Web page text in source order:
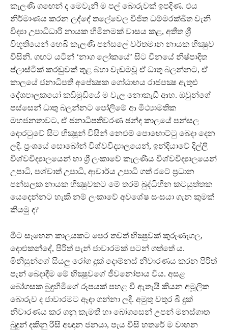
කැලණි ගඟෙන් ද මෙවැනි ම පල් බොරුවක් ඉපදිණ. එය
නිර්මාණය කරන ලද්දේ තලේවෙල විජිත ධම්මරක්ඛිත වැනි
විද්‍යා උපාධිධාරි නායක හිමිනමක් වාසය කළ, අතීත ශ්‍රී
විභූතියෙන් හෙබි කැලණි පන්සලේ වර්තමාන නායක භික්‍ෂුව
විසිනි. ගඟට යටින් ‘නාග ලෝකයේ’ සිට චීනයේ නිෂ්පාදිත
ප්ලාස්ටික් කරඬුවක් තුළ බහා වැඩමවූ ඒ ධාතු බලන්නට, ඒ
කාලයේ ජනාධිපති අපේක්‍ෂක ගෝඨාභය රාජපක්‍ෂ ඇතුළු
දේශපාලකයෝ කඩිමුඩියේ ම වැල නොකැඩී ආහ. ඔවුන්ගේ
පස්සෙන් ධාතු බලන්නට පෝලිමේ ආ මිථ්‍යාමතික
මහජනතාවට, ඒ ජනාධිපතිවරණ ඡන්ද කාලයේ පන්සල
දොරටුවේ සිට භික්‍ෂූන් විසින් නෙළුම් පොහොට්ටු බෙදා දෙන
ලදි. ප්‍රංශයේ සොබෝන් විශ්වවිද්‍යාලයෙන්, ඉන්දියාවේ දිල්ලි
විශ්වවිද්‍යාලයෙන් හා ශ්‍රී ලංකාවේ කැලණිය විශ්වවිද්‍යාලයෙන්
උපාධි, පශ්චාත් උපාධි, ආචාර්ය උපාධි ගත් රටේ ප්‍රධාන
පන්සලක නායක භික්‍ෂුවකට මේ තරම් බුද්ධිහීන කටයුත්තක
යෙදෙන්නට හැකි නම් ලංකාවේ අවශේෂ සංඝයා ගැන කුමක්
කියමු ද?
මීට සෑහෙන කාලයකට පෙර තවත් භික්‍ෂුවක් කුරුණෑගල,
දොළුකන්දේ, පිරිත් පැන් ජාවාරමක් පටන් ගත්තේ ය.
මිනිසුන්ගේ සියලු රෝග දුක් දොම්නස් නිවාරණය කරන පිරිත්
පැන් බෙදාදීම මේ භික්‍ෂුවගේ ජීවනෝපාය විය. අසළ
බෝගසක බුදුහිමිගේ රූපයක් පහළ වී ඇතැයි කියන අමූලික
බොරුව ද ජාවාරමට ඈඳා ගන්නා ලදි. අමුතු වතුර බී දුක්
නිවාරණය කර ගනු කැමති හා බෝගසෙන් උපන් මනස්ගාත
බුදුන් දකිනු රිසි අඥාන ජනයා, පැය විසි හතරේ ම වාහන